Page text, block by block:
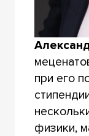
при его
физики,